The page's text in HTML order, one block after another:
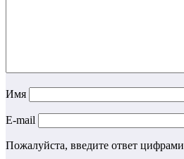
Имя
E-mail
Пожалуйста, введите ответ